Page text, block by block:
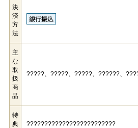
決
済
方
法
主
な
取
扱
商
品
?????、?????、?????、??????、
特
典
?????????????????????????